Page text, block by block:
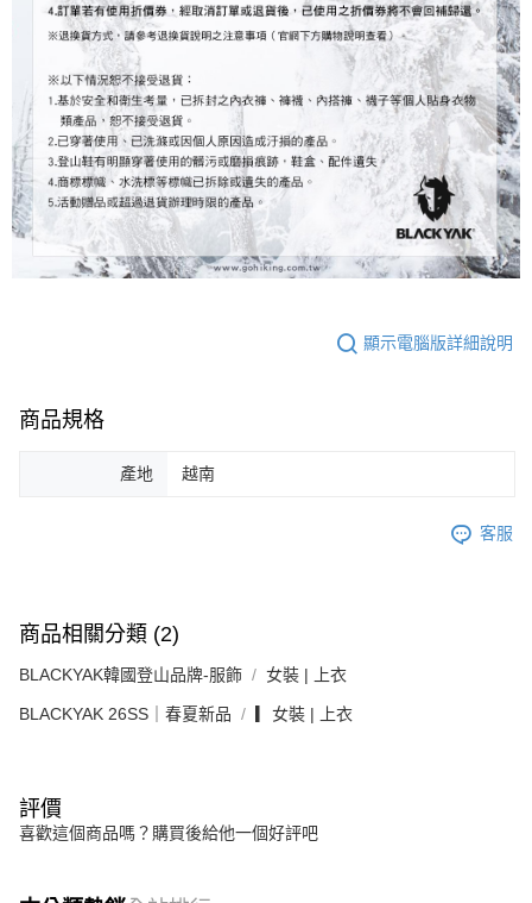
顯示電腦版詳細說明
商品規格
產地 越南
客服
商品相關分類 (2)
BLACKYAK韓國登山品牌-服飾 女裝 | 上衣
BLACKYAK 26SS｜春夏新品 ▎女裝 | 上衣
評價
喜歡這個商品嗎？購買後給他一個好評吧